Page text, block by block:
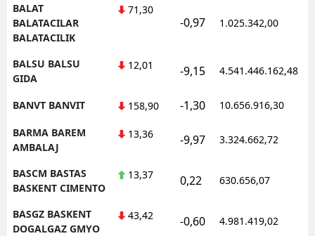
BALAT
BALATACILAR
BALATACILIK
71,30
-0,97 1.025.342,00
BALSU BALSU
GIDA
12,01 -9,15 4.541.446.162,48
BANVT BANVIT 158,90 -1,30 10.656.916,30
BARMA BAREM
AMBALAJ
13,36 -9,97 3.324.662,72
BASCM BASTAS
BASKENT CIMENTO
13,37 0,22 630.656,07
BASGZ BASKENT
DOGALGAZ GMYO
43,42 -0,60 4.981.419,02